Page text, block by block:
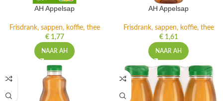
AH Appelsap
Frisdrank, sappen, koffie, thee
€1,77
NAAR AH
AH Appelsap
Frisdrank, sappen, koffie, thee
€1,61
NAAR AH